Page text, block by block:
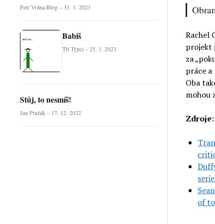
Petr Vrána Blog – 31. 1. 2023
Babiš
Tři Týpci – 25. 1. 2023
Stůj, to nesmíš!
Jan Pražák – 17. 12. 2022
Rachel
projekt
za
práce
Oba
mohou
Zdroje:
of